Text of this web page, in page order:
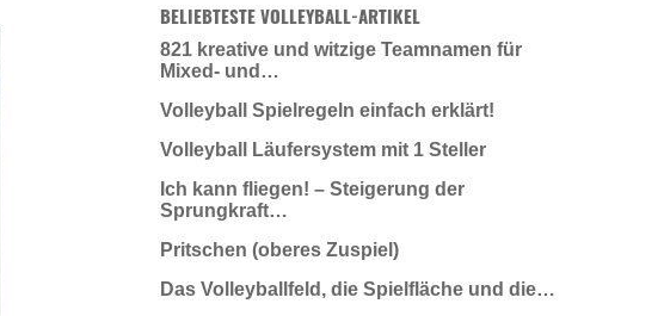
BELIEBTESTE VOLLEYBALL-ARTIKEL
821 kreative und witzige Teamnamen für
Mixed- und…
Volleyball Spielregeln einfach erklärt!
Volleyball Läufersystem mit 1 Steller
Ich kann fliegen! – Steigerung der
Sprungkraft…
Pritschen (oberes Zuspiel)
Das Volleyballfeld, die Spielfläche und die…